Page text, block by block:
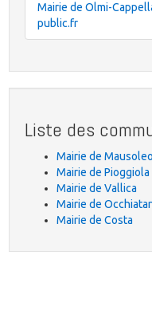
Mairie de Olmi-
public.fr
Liste des
Mairie de Mausoleo
Mairie de Pioggiola
Mairie de Vallica
Mairie de
Mairie de Costa